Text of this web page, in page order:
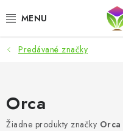
na
AKCIE
Predávané značky
Orca
Žiadne produkty značky Orca